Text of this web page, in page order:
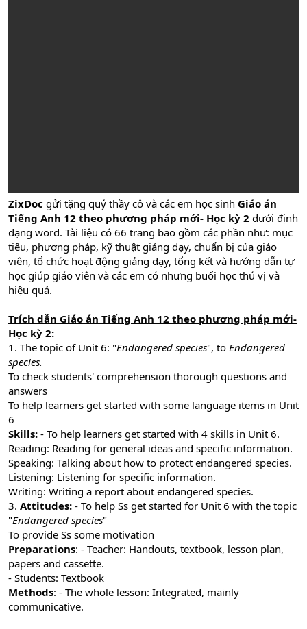
ZixDoc gửi tặng quý thầy cô và các em học sinh Giáo án
Tiếng Anh 12 theo phương pháp mới- Học kỳ 2 dưới định
dạng word. Tài liệu có 66 trang bao gồm các phần như: mục
tiêu, phương pháp, kỹ thuật giảng dạy, chuẩn bị của giáo
viên, tổ chức hoạt động giảng dạy, tổng kết và hướng dẫn tự
học giúp giáo viên và các em có nhưng buổi học thú vị và
hiệu quả.
Trích dẫn Giáo án Tiếng Anh 12 theo phương pháp mới-
Học kỳ 2:
1. The topic of Unit 6: "Endangered species", to Endangered
species.
To check students' comprehension thorough questions and
answers
To help learners get started with some language items in Unit
6
Skills: - To help learners get started with 4 skills in Unit 6.
Reading: Reading for general ideas and specific information.
Speaking: Talking about how to protect endangered species.
Listening: Listening for specific information.
Writing: Writing a report about endangered species.
3. Attitudes: - To help Ss get started for Unit 6 with the topic
"Endangered species"
To provide Ss some motivation
Preparations: - Teacher: Handouts, textbook, lesson plan,
papers and cassette.
- Students: Textbook
Methods: - The whole lesson: Integrated, mainly
communicative.